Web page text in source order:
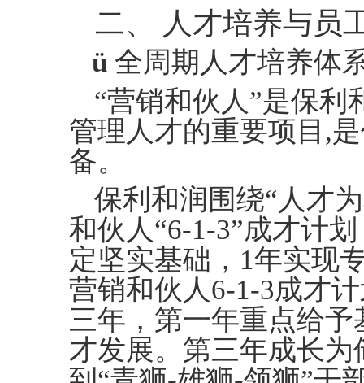
二、 人才培养与员
ü 全周期人才培养体
“营销和伙人”是保利
管理人才的重要项目 ,
备。
保利和润围绕“人才
和伙人“6-1-3”成才计
定坚实基础，1年实现
营销和伙人6-1-3成才
三年，第一年重点给
才发展。第三年成长为